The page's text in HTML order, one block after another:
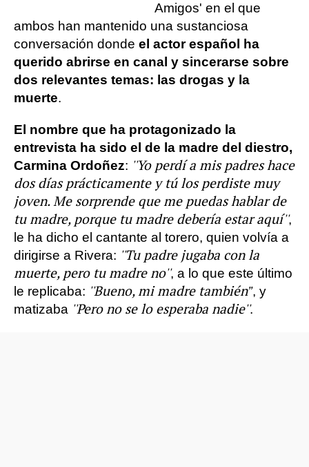
Amigos' en el que
ambos han mantenido una sustanciosa
conversación donde el actor español ha
querido abrirse en canal y sincerarse sobre
dos relevantes temas: las drogas y la
muerte.
El nombre que ha protagonizado la
entrevista ha sido el de la madre del diestro,
Carmina Ordoñez: ''Yo perdí a mis padres hace
dos días prácticamente y tú los perdiste muy
joven. Me sorprende que me puedas hablar de
tu madre, porque tu madre debería estar aquí'',
le ha dicho el cantante al torero, quien volvía a
dirigirse a Rivera: ''Tu padre jugaba con la
muerte, pero tu madre no'', a lo que este último
le replicaba: ''Bueno, mi madre también’’, y
matizaba ''Pero no se lo esperaba nadie''.